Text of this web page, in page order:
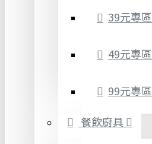
39元專區
49元專區
99元專區
餐飲廚具